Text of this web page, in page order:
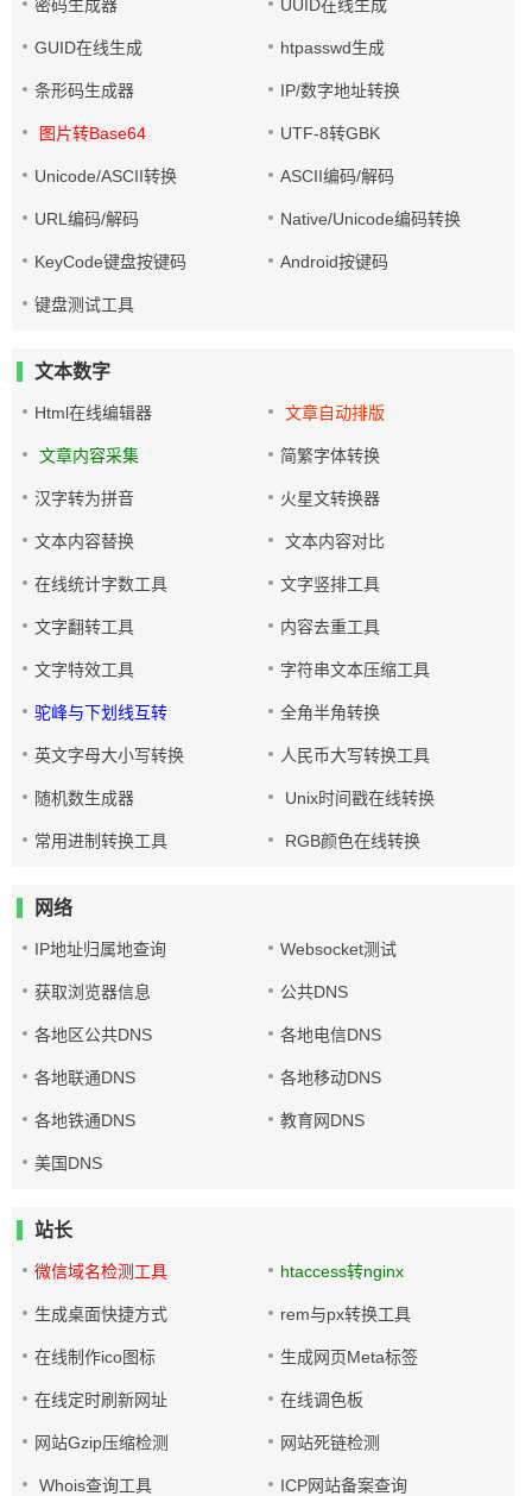
密码生成器 UUID在线生成
GUID在线生成 htpasswd生成
条形码生成器 IP/数字地址转换
图片转Base64 UTF-8转GBK
Unicode/ASCII转换 ASCII编码/解码
URL编码/解码 Native/Unicode编码转换
KeyCode键盘按键码 Android按键码
键盘测试工具
文本数字
Html在线编辑器 文章自动排版
文章内容采集 简繁字体转换
汉字转为拼音 火星文转换器
文本内容替换 文本内容对比
在线统计字数工具 文字竖排工具
文字翻转工具 内容去重工具
文字特效工具 字符串文本压缩工具
驼峰与下划线互转 全角半角转换
英文字母大小写转换 人民币大写转换工具
随机数生成器 Unix时间戳在线转换
常用进制转换工具 RGB颜色在线转换
网络
IP地址归属地查询 Websocket测试
获取浏览器信息 公共DNS
各地区公共DNS 各地电信DNS
各地联通DNS 各地移动DNS
各地铁通DNS 教育网DNS
美国DNS
站长
微信域名检测工具 htaccess转nginx
生成桌面快捷方式 rem与px转换工具
在线制作ico图标 生成网页Meta标签
在线定时刷新网址 在线调色板
网站Gzip压缩检测 网站死链检测
Whois查询工具 ICP网站备案查询